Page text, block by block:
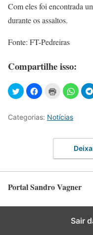
Com eles foi encontrada
durante os assaltos.
Fonte: FT-Pedreiras
Compartilhe isso:
Categorias: Notícias
Portal Sandro Vagner
Sair